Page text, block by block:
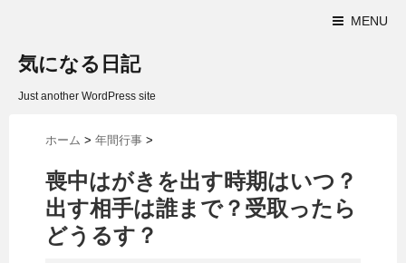
MENU
気になる日記
Just another WordPress site
ホーム > 年間行事 >
喪中はがきを出す時期はいつ？
出す相手は誰まで？受取ったら
どうるす？